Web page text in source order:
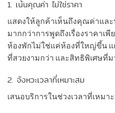
1. เน้นคุณค่า ไม่ใช่ราคา
แสดงให้ลูกค้าเห็นถึงคุณค่าแล
มากกว่าการพูดถึงเรื่องราคาเพี
ห้องพักไม่ใช่แค่ห้องที่ใหญ่ขึ้น
ที่สวยงามกว่า และสิทธิพิเศษที่
2. จังหวะเวลาที่เหมาะสม
เสนอบริการในช่วงเวลาที่เหมา